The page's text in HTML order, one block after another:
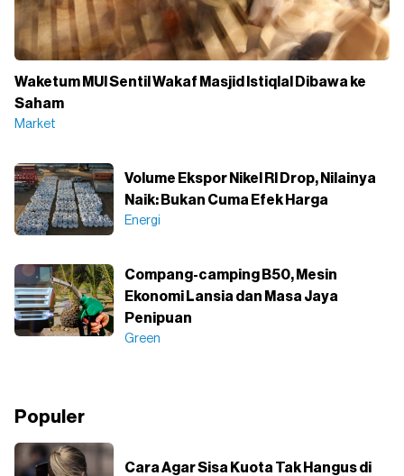
Waketum MUI Sentil Wakaf Masjid Istiqlal Dibawa ke
Saham
Market
Volume Ekspor Nikel RI Drop, Nilainya
Naik: Bukan Cuma Efek Harga
Energi
Compang-camping B50, Mesin
Ekonomi Lansia dan Masa Jaya
Penipuan
Green
Populer
Cara Agar Sisa Kuota Tak Hangus di